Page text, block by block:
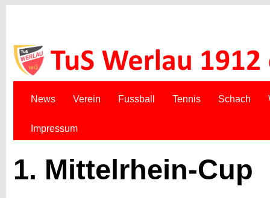
News Verein Fussball Tennis Schach
Impressum
1. Mittelrhein-Cup